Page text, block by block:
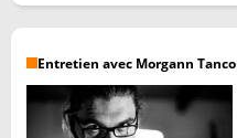
Entretien avec Morgann Tanco